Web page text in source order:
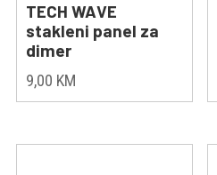
TECH WAVE
stakleni panel za
dimer
9,00 KM